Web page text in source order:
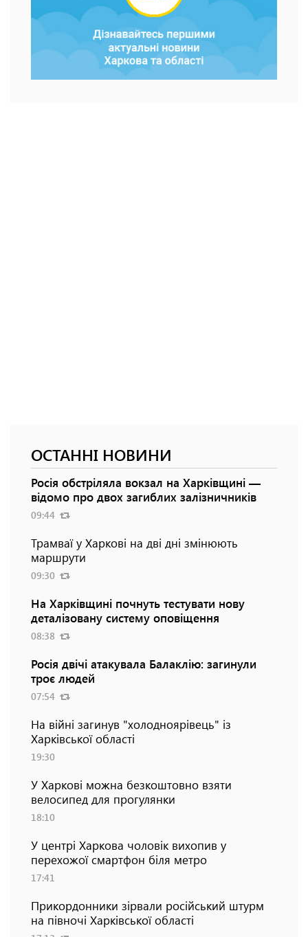
ОСТАННІ НОВИНИ
Росія обстріляла вокзал на Харківщині —
відомо про двох загиблих залізничників
09:44
Трамваї у Харкові на дві дні змінюють
маршрути
09:30
На Харківщині почнуть тестувати нову
деталізовану систему оповіщення
08:38
Росія двічі атакувала Балаклію: загинули
троє людей
07:54
На війні загинув "холодноярівець" із
Харківської області
19:30
У Харкові можна безкоштовно взяти
велосипед для прогулянки
18:10
У центрі Харкова чоловік вихопив у
перехожої смартфон біля метро
17:41
Прикордонники зірвали російський штурм
на півночі Харківської області